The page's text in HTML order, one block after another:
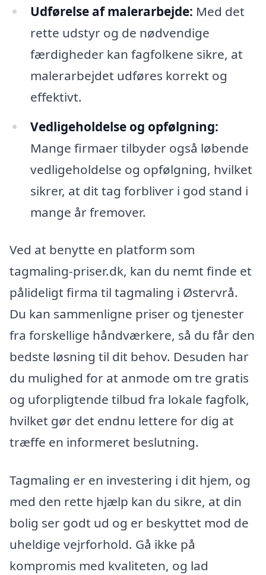
Udførelse af malerarbejde: Med det
rette udstyr og de nødvendige
færdigheder kan fagfolkene sikre, at
malerarbejdet udføres korrekt og
effektivt.
Vedligeholdelse og opfølgning:
Mange firmaer tilbyder også løbende
vedligeholdelse og opfølgning, hvilket
sikrer, at dit tag forbliver i god stand i
mange år fremover.
Ved at benytte en platform som
tagmaling-priser.dk, kan du nemt finde et
pålideligt firma til tagmaling i Østervrå.
Du kan sammenligne priser og tjenester
fra forskellige håndværkere, så du får den
bedste løsning til dit behov. Desuden har
du mulighed for at anmode om tre gratis
og uforpligtende tilbud fra lokale fagfolk,
hvilket gør det endnu lettere for dig at
træffe en informeret beslutning.
Tagmaling er en investering i dit hjem, og
med den rette hjælp kan du sikre, at din
bolig ser godt ud og er beskyttet mod de
uheldige vejrforhold. Gå ikke på
kompromis med kvaliteten, og lad